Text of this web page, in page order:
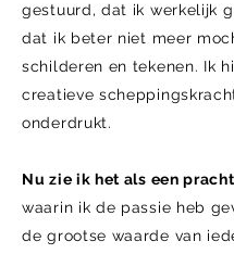
gestuurd, dat ik werkelijk
dat ik beter niet meer
schilderen en tekenen. Ik
creatieve
onderdrukt.
Nu zie ik het als een
waarin ik de passie heb
de grootse waarde van